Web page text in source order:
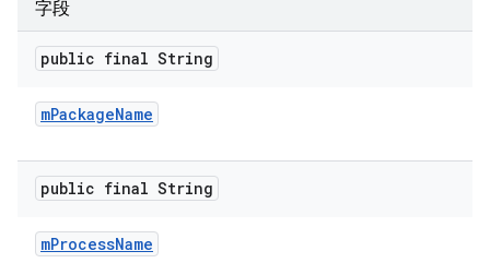
字段
public final String
mPackageName
public final String
mProcessName